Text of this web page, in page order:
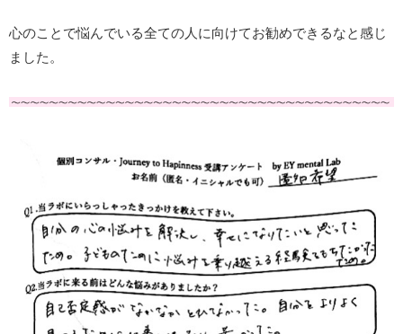
心のことで悩んでいる全ての人に向けてお勧めできるなと感じ
ました。